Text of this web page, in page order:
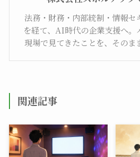
法務・財務・内部統制・情報セ
を経て、AI時代の企業支援へ。
現場で見てきたことを、そのま
関連記事